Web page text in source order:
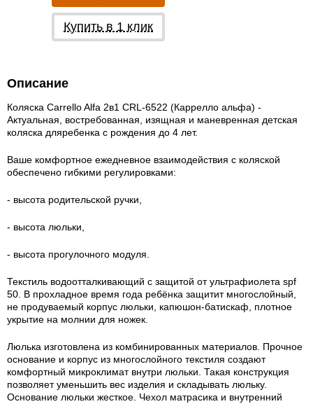
Купить в 1 клик
Описание
Коляска Carrello Alfa 2в1 CRL-6522 (Каррелло альфа) -
Актуальная, востребованная, изящная и маневренная детская
коляска дляребенка с рождения до 4 лет.
Ваше комфортное ежедневное взаимодействия с коляской
обеспечено гибкими регулировками:
- высота родительской ручки,
- высота люльки,
- высота прогулочного модуля.
Текстиль водоотталкивающий с защитой от ультрафиолета spf
50. В прохладное время года ребёнка защитит многослойный,
не продуваемый корпус люльки, капюшон-батискаф, плотное
укрытие на молнии для ножек.
Люлька изготовлена из комбинированных материалов. Прочное
основание и корпус из многослойного текстиля создают
комфортный микроклимат внутри люльки. Такая конструкция
позволяет уменьшить вес изделия и складывать люльку.
Основание люльки жесткое. Чехол матрасика и внутренний